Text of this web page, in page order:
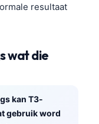
resultaat
wat die
kan T3-
gebruik word